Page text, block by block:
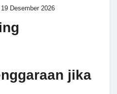
Desember 2026
jika